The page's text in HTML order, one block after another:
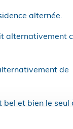
alternée.
alternativement
de
bel et bien le seul